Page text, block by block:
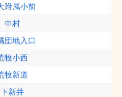
附属小前
中村
団地入口
牧小西
牧新道
下新井